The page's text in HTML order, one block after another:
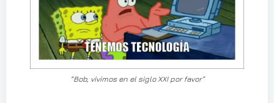
“Bob, vivimos en el siglo XXI por favor”